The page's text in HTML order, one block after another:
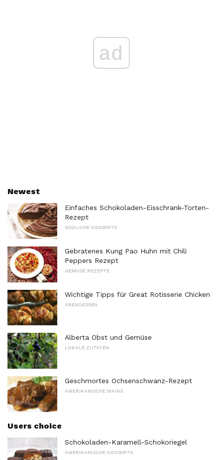
ad
Newest
Einfaches Schokoladen-Eisschrank-Torten-
Rezept
SÜDLICHE DESSERTS
Gebratenes Kung Pao Huhn mit Chili
Peppers Rezept
GEMÜSE REZEPTE
Wichtige Tipps für Great Rotisserie Chicken
ABENDESSEN
Alberta Obst und Gemüse
LOKALE ZUTATEN
Geschmortes Ochsenschwanz-Rezept
AMERIKANISCHE MAINS
Users choice
Schokoladen-Karamell-Schokoriegel
AMERIKANISCHE DESSERTS